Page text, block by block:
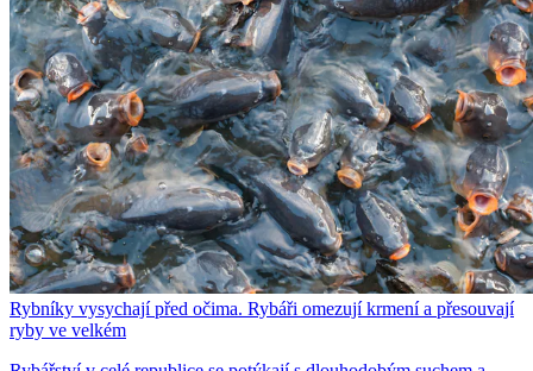
Rybníky vysychají před očima. Rybáři omezují krmení a přesouvají
ryby ve velkém